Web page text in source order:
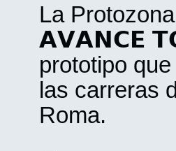
La
𝗔𝗩𝗔𝗡𝗖𝗘
prototipo
las carreras
Roma.